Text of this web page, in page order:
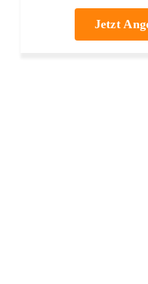
Jetzt